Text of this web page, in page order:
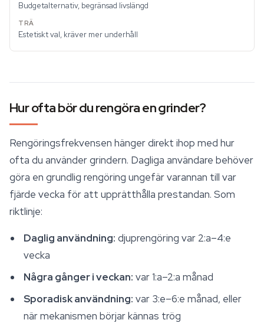
Budgetalternativ, begränsad livslängd
Estetiskt val, kräver mer underhåll
Hur ofta bör du rengöra en grinder?
Rengöringsfrekvensen hänger direkt ihop med hur
ofta du använder grindern. Dagliga användare behöver
göra en grundlig rengöring ungefär varannan till var
fjärde vecka för att upprätthålla prestandan. Som
riktlinje:
Daglig användning: djuprengöring var 2:a–4:e
vecka
Några gånger i veckan: var 1:a–2:a månad
Sporadisk användning: var 3:e–6:e månad, eller
när mekanismen börjar kännas trög